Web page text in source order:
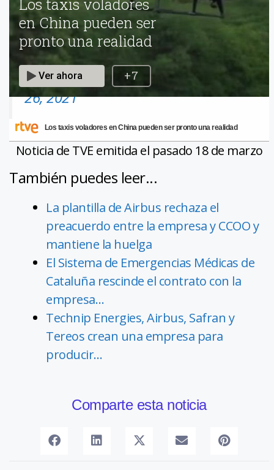
referente europea de movilidad e
innovación@ChuecaNatalia
pic.twitter.com/sb5pnyXMl5
— Jorge Azcón (@Jorge_Azcon)
April
26, 2021
Los taxis voladores en China pueden ser pronto una realidad
Noticia de TVE emitida el pasado 18 de marzo
También puedes leer...
La plantilla de Airbus rechaza el
preacuerdo entre la empresa y CCOO y
mantiene la huelga
El Sistema de Emergencias Médicas de
Cataluña rescinde el contrato con la
empresa…
Technip Energies, Airbus, Safran y
Tereos crean una empresa para
producir…
Comparte esta noticia